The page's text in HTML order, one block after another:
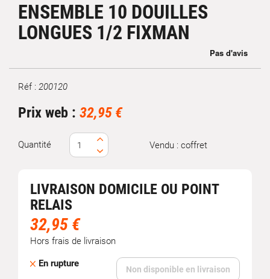
ENSEMBLE 10 DOUILLES
LONGUES 1/2 FIXMAN
Marque
Réf : 200120
Prix web : 32,95 €
Quantité Vendu : coffret
LIVRAISON DOMICILE OU POINT
RELAIS
32,95 €
Hors frais de livraison
En rupture
Non disponible en livraison